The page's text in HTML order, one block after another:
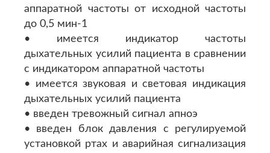
аппаратной частоты от исходной частоты
до 0,5 мин-1
• имеется индикатор частоты
дыхательных усилий пациента в сравнении
с индикатором аппаратной частоты
• имеется звуковая и световая индикация
дыхательных усилий пациента
• введен тревожный сигнал апноэ
• введен блок давления с регулируемой
установкой ртах и аварийная сигнализация